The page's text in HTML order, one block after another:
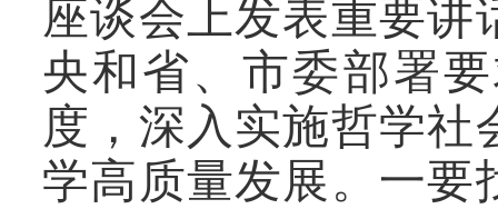
座谈会上发表重要讲
央和省、市委部署
度，深入实施哲学
学高质量发展。一要